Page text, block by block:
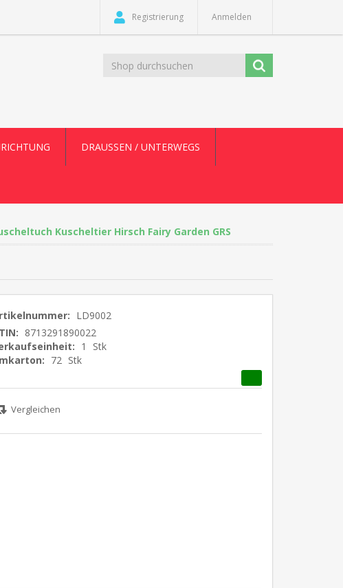
Registrierung Anmelden
DRAUSSEN / UNTERWEGS
Kuscheltier Hirsch Fairy Garden GRS
LD9002
8713291890022
1
Stk
72 Stk